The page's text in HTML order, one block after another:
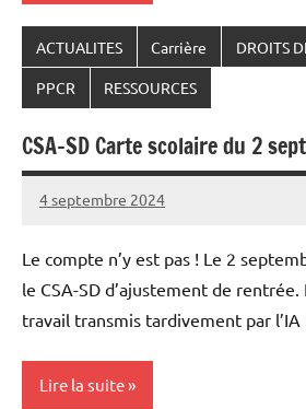
ACTUALITES Carrière DROITS
PPCR RESSOURCES
CSA-SD Carte scolaire du 2
4 septembre 2024
Snudifo44
Le compte n’y est pas ! Le 2
le CSA-SD d’ajustement de
travail transmis tardivement par
Lire la suite